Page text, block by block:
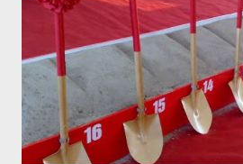
Động thổ xây nhà là một việc làm
hưởng to lớn tới tiền tài, vận mệnh
bạn sau này. Chỉ cần chọn sai ngày,
mang họa vào thân. Trong năm
thì tuyệt đối không được động thổ vào
sát, Thái tuế, Hắc vị, Hoàng vị.
CHIA SẺ ĐĂNG NHẬN XÉT